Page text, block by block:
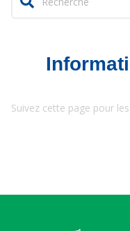
Suivez cette page pour